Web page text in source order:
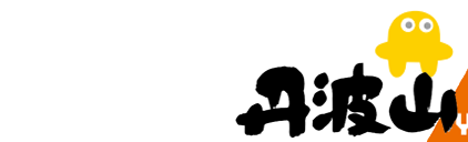
ャ
ン
プ